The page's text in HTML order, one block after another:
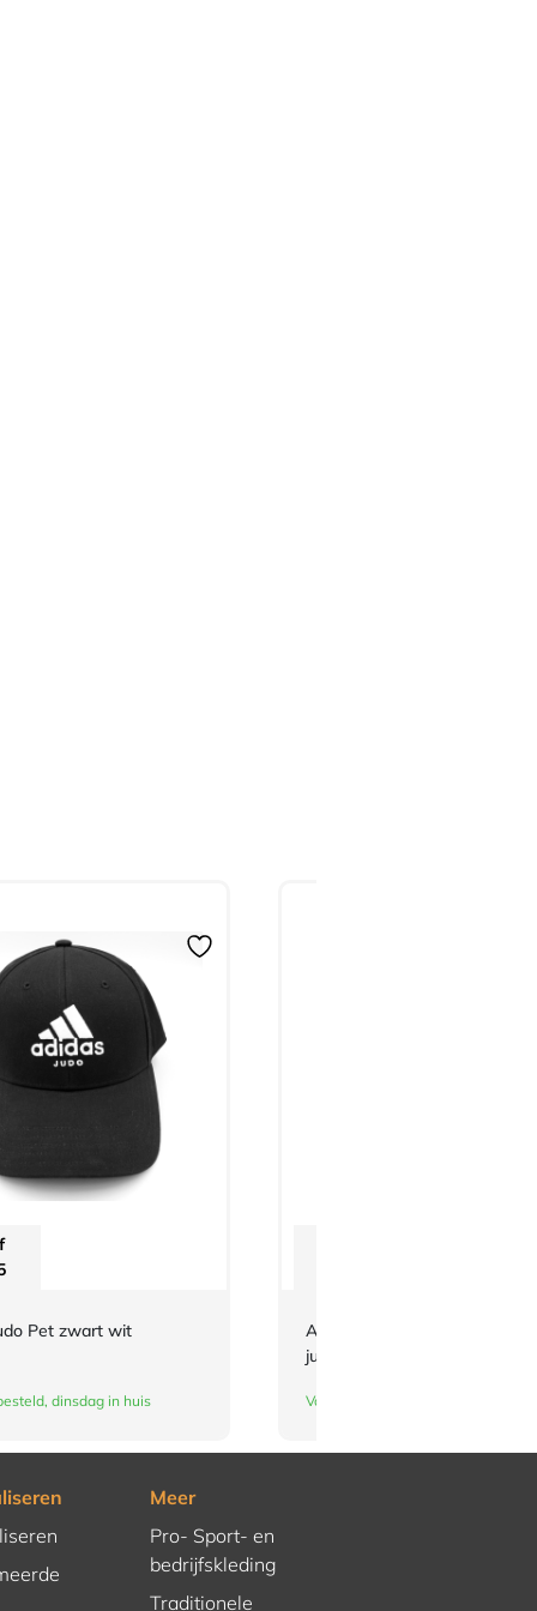
Pet zwart wit
dinsdag in huis
Adidas-schouderlabels voor je
judopak | groen
Vandaag besteld, dinsdag in huis
Meer
Pro- Sport- en
bedrijfskleding
Traditionele